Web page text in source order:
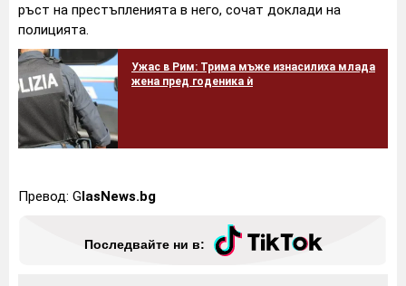
ръст на престъпленията в него, сочат доклади на
полицията.
Ужас в Рим: Трима мъже изнасилиха млада
жена пред годеника ѝ
Превод: G lasNews.bg
Последвайте ни в: